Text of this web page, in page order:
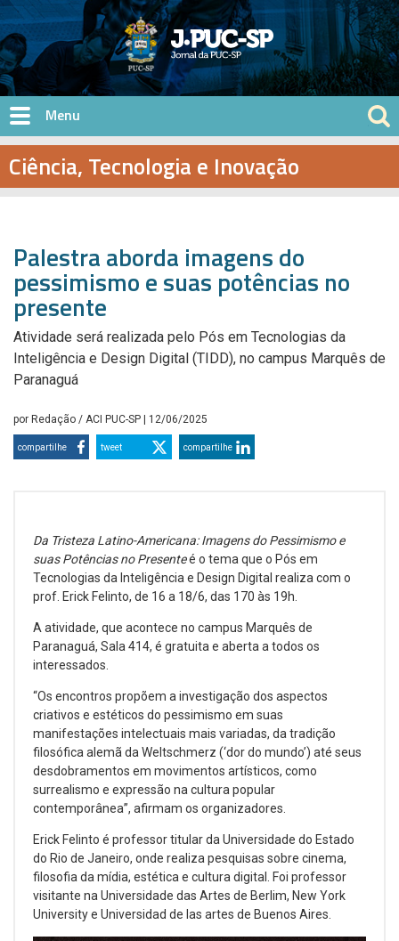
Pular para o conteúdo principal
Ciência, Tecnologia e Inovação
Palestra aborda imagens do
pessimismo e suas potências no
presente
Atividade será realizada pelo Pós em Tecnologias da
Inteligência e Design Digital (TIDD), no campus Marquês de
Paranaguá
por Redação / ACI PUC-SP | 12/06/2025
compartilhe tweet compartilhe
Da Tristeza Latino-Americana: Imagens do Pessimismo e
suas Potências no Presenteé o tema que o Pós em
Tecnologias da Inteligência e Design Digital realiza com o
prof. Erick Felinto, de 16 a 18/6, das 170 às 19h.
A atividade, que acontece no campus Marquês de
Paranaguá, Sala 414, é gratuita e aberta a todos os
interessados.
“Os encontros propõem a investigação dos aspectos
criativos e estéticos do pessimismo em suas
manifestações intelectuais mais variadas, da tradição
filosófica alemã da Weltschmerz (‘dor do mundo’) até seus
desdobramentos em movimentos artísticos, como
surrealismo e expressão na cultura popular
contemporânea”, afirmam os organizadores.
Erick Felinto é professor titular da Universidade do Estado
do Rio de Janeiro, onde realiza pesquisas sobre cinema,
filosofia da mídia, estética e cultura digital. Foi professor
visitante na Universidade das Artes de Berlim, New York
University e Universidad de las artes de Buenos Aires.